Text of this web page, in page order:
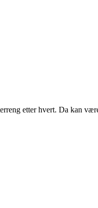
etter hvert. Da kan